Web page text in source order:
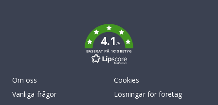
4.1/5
BASERAT PÅ 1019 BETYG
Om oss
Vanliga frågor
Cookies
Lösningar för företag